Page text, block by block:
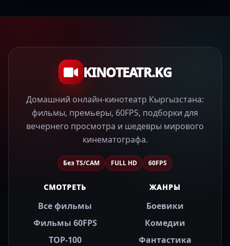
KINOTEATR.KG
Домашний онлайн-кинотеатр Кыргызстана:
фильмы, премьеры, 60FPS, подборки для
вечернего просмотра и шедевры мирового
кинематографа.
Без TS/CAM FULL HD 60FPS
СМОТРЕТЬ
Все фильмы
Фильмы 60FPS
TOP-100
ЖАНРЫ
Боевики
Комедии
Фантастика